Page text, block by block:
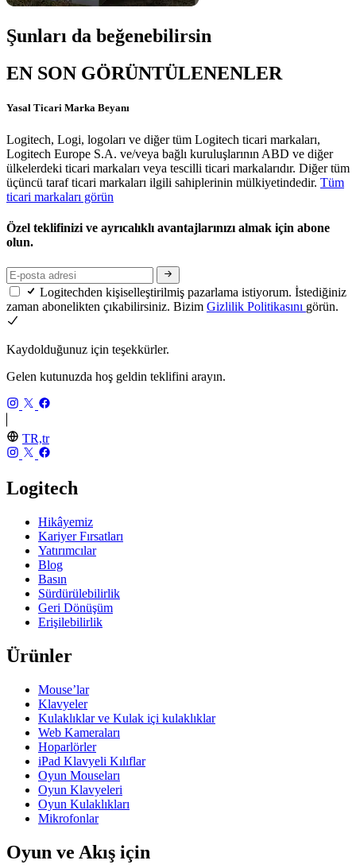
Şunları da beğenebilirsin
EN SON GÖRÜNTÜLENENLER
Yasal Ticari Marka Beyanı
Logitech, Logi, logoları ve diğer tüm Logitech ticari markaları,
Logitech Europe S.A. ve/veya bağlı kuruluşlarının ABD ve diğer
ülkelerdeki ticari markaları veya tescilli ticari markalarıdır. Diğer tüm
üçüncü taraf ticari markaları ilgili sahiplerinin mülkiyetindedir. Tüm
ticari markaları görün
Özel teklifinizi ve ayrıcalıklı avantajlarınızı almak için abone
olun.
Logitechden kişiselleştirilmiş pazarlama istiyorum. İstediğiniz
zaman abonelikten çıkabilirsiniz. Bizim Gizlilik Politikasını görün.
Kaydolduğunuz için teşekkürler.
Gelen kutunuzda hoş geldin teklifini arayın.
TR,tr
Logitech
Hikâyemiz
Kariyer Fırsatları
Yatırımcılar
Blog
Basın
Sürdürülebilirlik
Geri Dönüşüm
Erişilebilirlik
Ürünler
Mouse’lar
Klavyeler
Kulaklıklar ve Kulak içi kulaklıklar
Web Kameraları
Hoparlörler
iPad Klavyeli Kılıflar
Oyun Mouseları
Oyun Klavyeleri
Oyun Kulaklıkları
Mikrofonlar
Oyun ve Akış için